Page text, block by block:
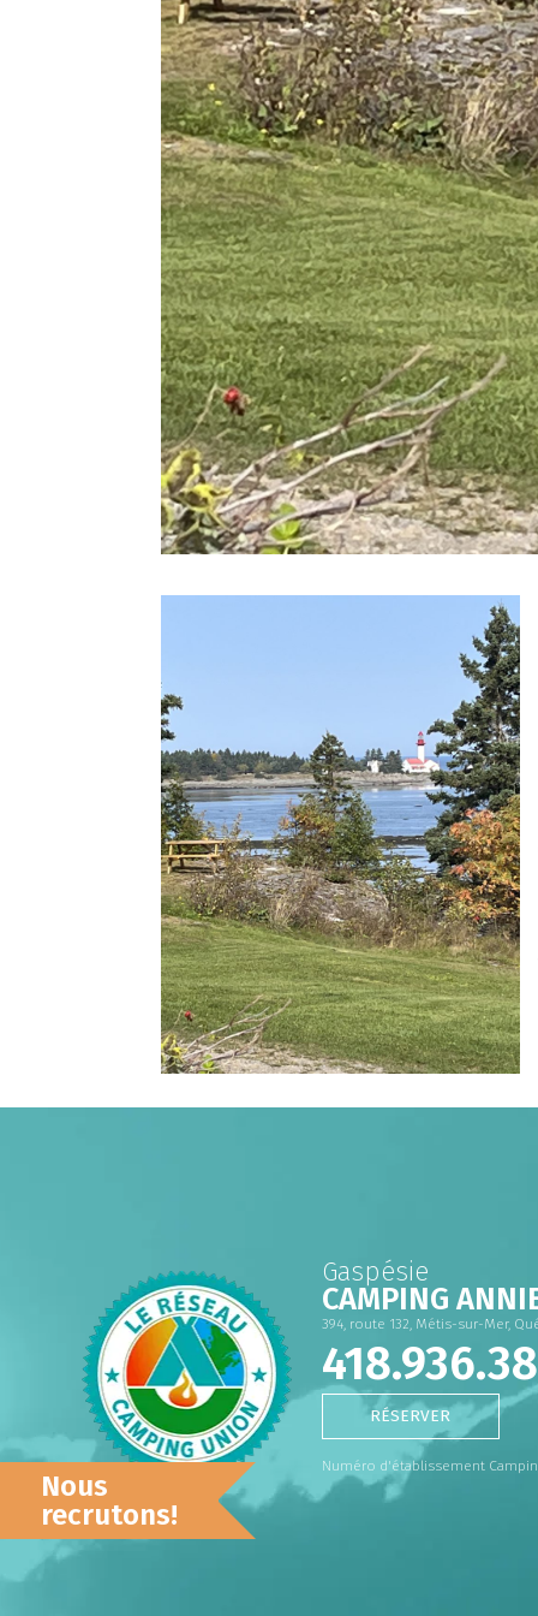
Nous
recrutons!
Gaspésie
CAMPING
394, route 132, Métis-sur-Mer,
RÉSERVER
Numéro d'établissement